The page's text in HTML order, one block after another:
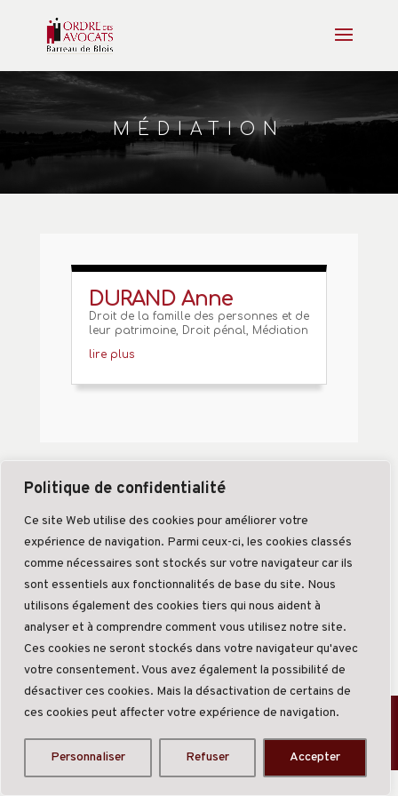
Politique de confidentialité
Ce site Web utilise des cookies pour améliorer votre
expérience de navigation. Parmi ceux-ci, les cookies classés
comme nécessaires sont stockés sur votre navigateur car ils
sont essentiels aux fonctionnalités de base du site. Nous
utilisons également des cookies tiers qui nous aident à
analyser et à comprendre comment vous utilisez notre site.
Ces cookies ne seront stockés dans votre navigateur qu'avec
votre consentement. Vous avez également la possibilité de
désactiver ces cookies. Mais la désactivation de certains de
ces cookies peut affecter votre expérience de navigation.
Personnaliser Refuser Accepter
MÉDIATION
DURAND Anne
Droit de la famille des personnes et de
leur patrimoine, Droit pénal, Médiation
lire plus
Création Good Com -Mentions légales -Politique de
confidentialité